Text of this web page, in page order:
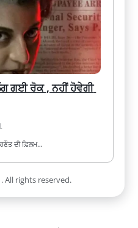
ਗਈ ਰੋਕ , ਨਹੀਂ ਹੋਵੇਗੀ
ਦੀ ਫ਼ਿਲਮ…
All rights reserved.